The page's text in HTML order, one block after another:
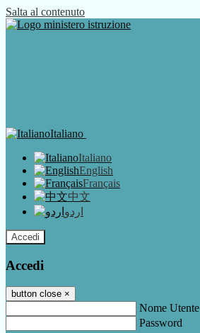
Salta al contenuto
Italiano
Italiano
English
Français
中文
اردو
Accedi
Accedi
button close ×
Nome Utente
Password